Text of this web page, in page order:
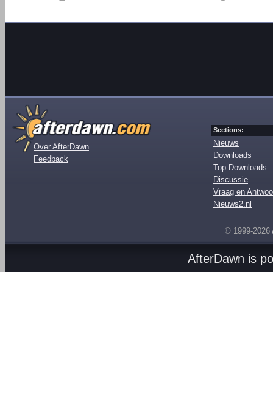
Over AfterDawn
Feedback
Sections:
Nieuws
Downloads
Top Downloads
Discussie
Vraag en
Nieuws2.nl
© 1999-2026
AfterDawn is